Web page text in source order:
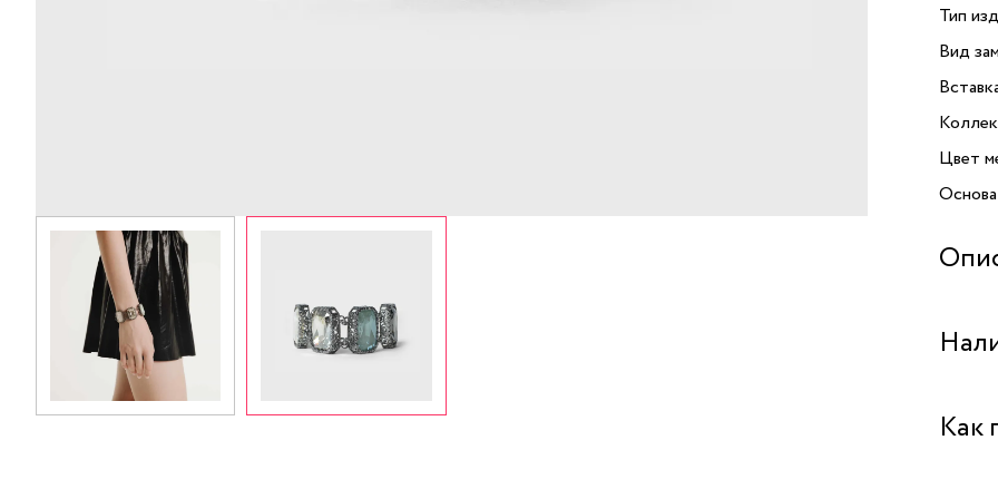
Тип
Вид
Цвет
Бутик
Как